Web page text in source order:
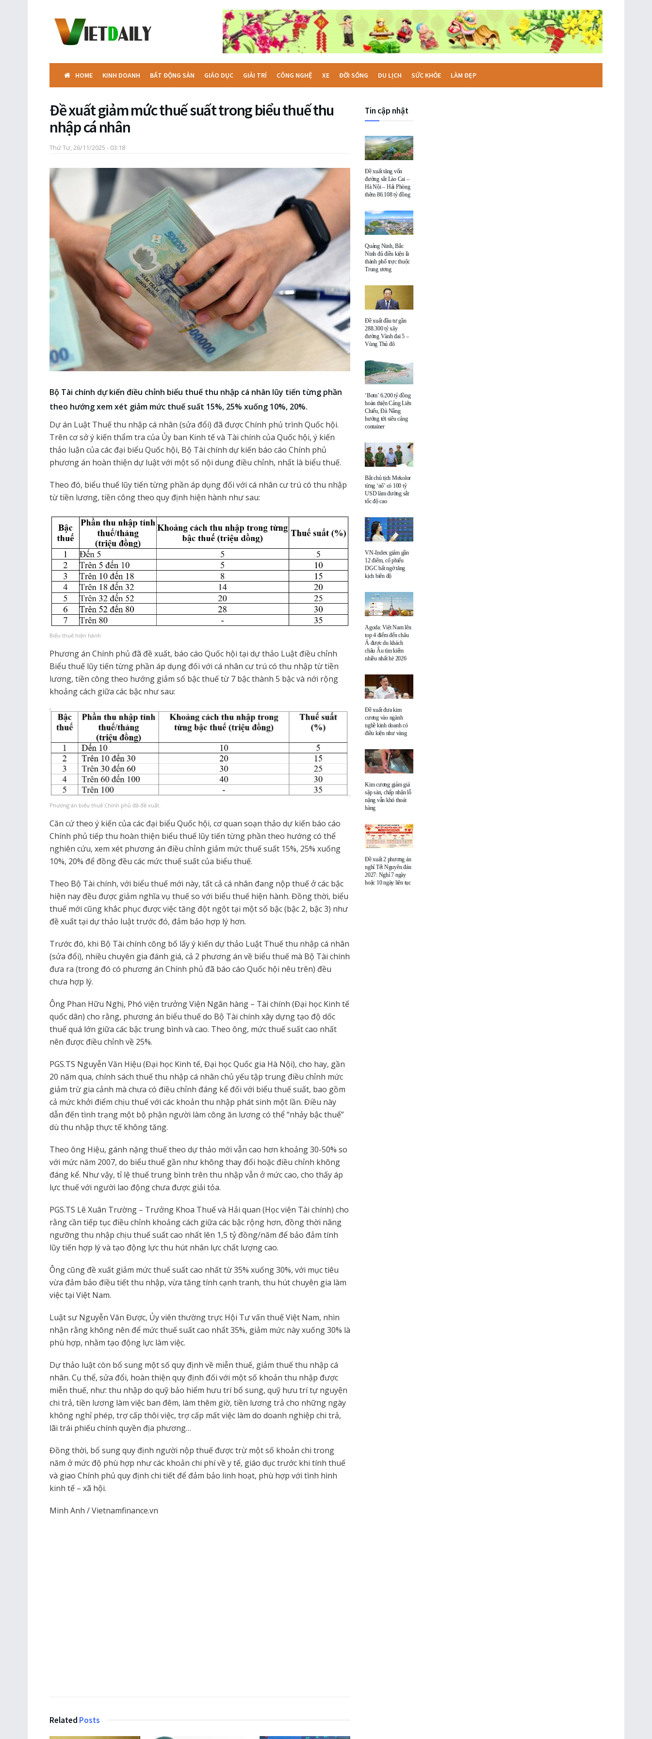
HOME KINH DOANH BẤT ĐỘNG SẢN GIÁO DỤC GIẢI TRÍ CÔNG NGHỆ XE ĐỜI SỐNG DU LỊCH SỨC KHỎE LÀM ĐẸP
Đề xuất giảm mức thuế suất trong biểu thuế thu
nhập cá nhân
Thứ Tư, 26/11/2025 - 03:18
Bộ Tài chính dự kiến điều chỉnh biểu thuế thu nhập cá nhân lũy tiến từng phần
theo hướng xem xét giảm mức thuế suất 15%, 25% xuống 10%, 20%.
Dự án Luật Thuế thu nhập cá nhân (sửa đổi) đã được Chính phủ trình Quốc hội.
Trên cơ sở ý kiến thẩm tra của Ủy ban Kinh tế và Tài chính của Quốc hội, ý kiến
thảo luận của các đại biểu Quốc hội, Bộ Tài chính dự kiến báo cáo Chính phủ
phương án hoàn thiện dự luật với một số nội dung điều chỉnh, nhất là biểu thuế.
Theo đó, biểu thuế lũy tiến từng phần áp dụng đối với cá nhân cư trú có thu nhập
từ tiền lương, tiền công theo quy định hiện hành như sau:
Biểu thuế hiện hành
Phương án Chính phủ đã đề xuất, báo cáo Quốc hội tại dự thảo Luật điều chỉnh
Biểu thuế lũy tiến từng phần áp dụng đối với cá nhân cư trú có thu nhập từ tiền
lương, tiền công theo hướng giảm số bậc thuế từ 7 bậc thành 5 bậc và nới rộng
khoảng cách giữa các bậc như sau:
Phương án biểu thuế Chính phủ đã đề xuất.
Căn cứ theo ý kiến của các đại biểu Quốc hội, cơ quan soạn thảo dự kiến báo cáo
Chính phủ tiếp thu hoàn thiện biểu thuế lũy tiến từng phần theo hướng có thể
nghiên cứu, xem xét phương án điều chỉnh giảm mức thuế suất 15%, 25% xuống
10%, 20% để đồng đều các mức thuế suất của biểu thuế.
Theo Bộ Tài chính, với biểu thuế mới này, tất cả cá nhân đang nộp thuế ở các bậc
hiện nay đều được giảm nghĩa vụ thuế so với biểu thuế hiện hành. Đồng thời, biểu
thuế mới cũng khắc phục được việc tăng đột ngột tại một số bậc (bậc 2, bậc 3) như
đề xuất tại dự thảo luật trước đó, đảm bảo hợp lý hơn.
Trước đó, khi Bộ Tài chính công bố lấy ý kiến dự thảo Luật Thuế thu nhập cá nhân
(sửa đổi), nhiều chuyên gia đánh giá, cả 2 phương án về biểu thuế mà Bộ Tài chính
đưa ra (trong đó có phương án Chính phủ đã báo cáo Quốc hội nêu trên) đều
chưa hợp lý.
Ông Phan Hữu Nghị, Phó viện trưởng Viện Ngân hàng – Tài chính (Đại học Kinh tế
quốc dân) cho rằng, phương án biểu thuế do Bộ Tài chính xây dựng tạo độ dốc
thuế quá lớn giữa các bậc trung bình và cao. Theo ông, mức thuế suất cao nhất
nên được điều chỉnh về 25%.
PGS.TS Nguyễn Văn Hiệu (Đại học Kinh tế, Đại học Quốc gia Hà Nội), cho hay, gần
20 năm qua, chính sách thuế thu nhập cá nhân chủ yếu tập trung điều chỉnh mức
giảm trừ gia cảnh mà chưa có điều chỉnh đáng kể đối với biểu thuế suất, bao gồm
cả mức khởi điểm chịu thuế với các khoản thu nhập phát sinh một lần. Điều này
dẫn đến tình trạng một bộ phận người làm công ăn lương có thể “nhảy bậc thuế”
dù thu nhập thực tế không tăng.
Theo ông Hiệu, gánh nặng thuế theo dự thảo mới vẫn cao hơn khoảng 30-50% so
với mức năm 2007, do biểu thuế gần như không thay đổi hoặc điều chỉnh không
đáng kể. Như vậy, tỉ lệ thuế trung bình trên thu nhập vẫn ở mức cao, cho thấy áp
lực thuế với người lao động chưa được giải tỏa.
PGS.TS Lê Xuân Trường – Trưởng Khoa Thuế và Hải quan (Học viện Tài chính) cho
rằng cần tiếp tục điều chỉnh khoảng cách giữa các bậc rộng hơn, đồng thời nâng
ngưỡng thu nhập chịu thuế suất cao nhất lên 1,5 tỷ đồng/năm để bảo đảm tính
lũy tiến hợp lý và tạo động lực thu hút nhân lực chất lượng cao.
Ông cũng đề xuất giảm mức thuế suất cao nhất từ 35% xuống 30%, với mục tiêu
vừa đảm bảo điều tiết thu nhập, vừa tăng tính cạnh tranh, thu hút chuyên gia làm
việc tại Việt Nam.
Luật sư Nguyễn Văn Được, Ủy viên thường trực Hội Tư vấn thuế Việt Nam, nhìn
nhận rằng không nên để mức thuế suất cao nhất 35%, giảm mức này xuống 30% là
phù hợp, nhằm tạo động lực làm việc.
Dự thảo luật còn bổ sung một số quy định về miễn thuế, giảm thuế thu nhập cá
nhân. Cụ thể, sửa đổi, hoàn thiện quy định đối với một số khoản thu nhập được
miễn thuế, như: thu nhập do quỹ bảo hiểm hưu trí bổ sung, quỹ hưu trí tự nguyện
chi trả, tiền lương làm việc ban đêm, làm thêm giờ, tiền lương trả cho những ngày
không nghỉ phép, trợ cấp thôi việc, trợ cấp mất việc làm do doanh nghiệp chi trả,
lãi trái phiếu chính quyền địa phương…
Đồng thời, bổ sung quy định người nộp thuế được trừ một số khoản chi trong
năm ở mức độ phù hợp như các khoản chi phí về y tế, giáo dục trước khi tính thuế
và giao Chính phủ quy định chi tiết để đảm bảo linh hoạt, phù hợp với tình hình
kinh tế – xã hội.
Minh Anh / Vietnamfinance.vn
Related Posts
Tin cập nhật
Đề xuất tăng vốn
đường sắt Lào Cai –
Hà Nội – Hải Phòng
thêm 86.108 tỷ đồng
Quảng Ninh, Bắc
Ninh đủ điều kiện là
thành phố trực thuộc
Trung ương
Đề xuất đầu tư gần
288.300 tỷ xây
đường Vành đai 5 –
Vùng Thủ đô
‘Bơm’ 6.200 tỷ đồng
hoàn thiện Cảng Liên
Chiểu, Đà Nẵng
hướng tới siêu cảng
container
Bắt chủ tịch Mekolor
từng ‘nổ’ có 100 tỷ
USD làm đường sắt
tốc độ cao
VN-Index giảm gần
12 điểm, cổ phiếu
DGC bất ngờ tăng
kịch biên độ
Agoda: Việt Nam lên
top 4 điểm đến châu
Á được du khách
châu Âu tìm kiếm
nhiều nhất hè 2026
Đề xuất đưa kim
cương vào ngành
nghề kinh doanh có
điều kiện như vàng
Kim cương giảm giá
sập sàn, chấp nhận lỗ
nặng vẫn khó thoát
hàng
Đề xuất 2 phương án
nghỉ Tết Nguyên đán
2027: Nghỉ 7 ngày
hoặc 10 ngày liên tục